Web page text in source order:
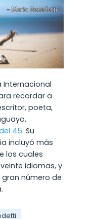
Internacional
recordar a
poeta,
45. Su
incluyó más
los cuales
idiomas, y
número de